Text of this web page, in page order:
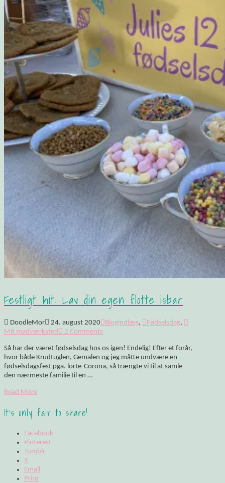
Festligt hit: Lav din egen flotte isbar
DoodleMor 24. august 2020 Blogindlæg, Fødselsdag,
Mit madværksted
2 Comments
Så har der været fødselsdag hos os igen! Endelig! Efter et forår,
hvor både Krudtuglen, Gemalen og jeg måtte undvære en
fødselsdagsfest pga. lorte-Corona, så trængte vi til at samle
den nærmeste familie til en …
Read More
It's only fair to share!
Facebook
Pinterest
Tumblr
X
Email
Print